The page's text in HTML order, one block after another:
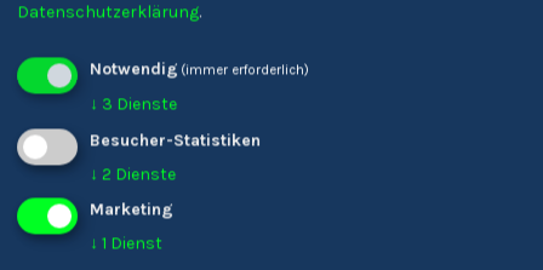
Karin Ladinser
Datenschutzerklärung.
Notwendig (immer erforderlich)
↓ 3 Dienste
Besucher-Statistiken
↓ 2 Dienste
Marketing
↓ 1 Dienst